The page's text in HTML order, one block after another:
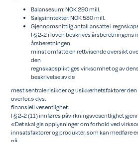
Balansesum: NOK 290 mill.
Salgsinntekter: NOK 580 mill.
Gjennomsnittlig antall ansatte i
I § 2-2 i loven beskrives årsberetningens
årsberetningen
minst omfatte en rettvisende oversikt
den
regnskapspliktiges virksomhet og av
beskrivelse av de
mest sentrale risikoer og usikkerhetsfaktorer
overfor.» dvs.
finansiell vesentlighet.
I § 2-2 (11) innføres påvirkningsvesentlighet
«Det skal gis opplysninger om forhold ved
innsatsfaktorer og produkter, som kan medføre
på